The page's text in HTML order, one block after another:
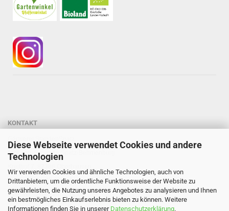
Diese Webseite verwendet Cookies und andere
Technologien
Wir verwenden Cookies und ähnliche Technologien, auch von
Drittanbietern, um die ordentliche Funktionsweise der Website zu
gewährleisten, die Nutzung unseres Angebotes zu analysieren und Ihnen
ein bestmögliches Einkaufserlebnis bieten zu können. Weitere
Informationen finden Sie in unserer Datenschutzerklärung.
KONTAKT
Dipl.-Ing. Susanne Spatz-Behmenburg
Tel: 0 88 03 - 47 80 900
Mail: info@staudenspatz.de